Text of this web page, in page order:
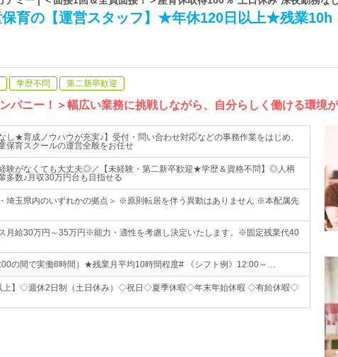
育の【運営スタッフ】★年休120日以上★残業10h
学歴不問 第二新卒歓迎
パニー！＞幅広い業務に挑戦しながら、自分らしく働ける環境
し★育成ノウハウが充実♪】受付・問い合わせ対応などの事務作業をはじめ、
保育スクールの運営全般をお任せ
験がなくても大丈夫◎／【未経験・第二新卒歓迎★学歴＆資格不問】◎人柄
多数♪月収30万円台も目指せる
埼玉県内のいずれかの拠点＞ ※原則転居を伴う異動はありません ※本配属先
月給30万円～35万円※能力・適性を考慮し決定いたします。※固定残業代40
の間で実働8時間）★残業月平均10時間程度# 《シフト例》12:00～…
上】◇週休2日制（土日休み）◇祝日◇夏季休暇◇年末年始休暇 ◇有給休暇◇